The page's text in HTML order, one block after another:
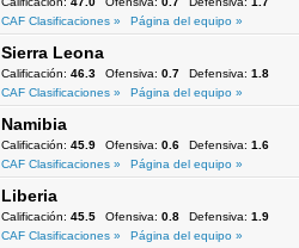
CAF Clasificaciones »
Página del equipo »
Sierra Leona
Calificación: 46.3 Ofensiva: 0.7 Defensiva: 1.8
CAF Clasificaciones »
Página del equipo »
Namibia
Calificación: 45.9 Ofensiva: 0.6 Defensiva: 1.6
CAF Clasificaciones »
Página del equipo »
Liberia
Calificación: 45.5 Ofensiva: 0.8 Defensiva: 1.9
CAF Clasificaciones »
Página del equipo »